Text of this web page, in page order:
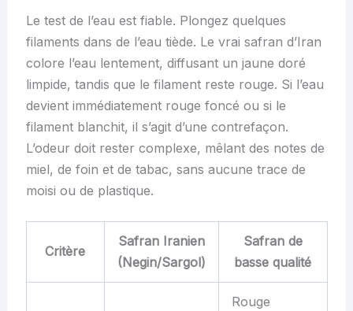
Le test de l’eau est fiable. Plongez quelques
filaments dans de l’eau tiède. Le vrai safran d’Iran
colore l’eau lentement, diffusant un jaune doré
limpide, tandis que le filament reste rouge. Si l’eau
devient immédiatement rouge foncé ou si le
filament blanchit, il s’agit d’une contrefaçon.
L’odeur doit rester complexe, mêlant des notes de
miel, de foin et de tabac, sans aucune trace de
moisi ou de plastique.
Critère
Safran Iranien
(Negin/Sargol)
Safran de
basse qualité
Rouge